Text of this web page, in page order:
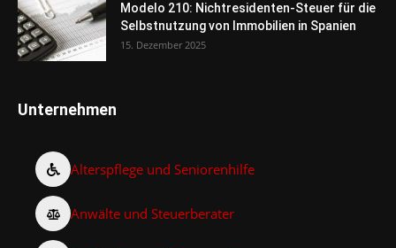
Modelo 210: Nichtresidenten-Steuer für die
Selbstnutzung von Immobilien in Spanien
15. Dezember 2025
Unternehmen
Alterspflege und Seniorenhilfe
Anwälte und Steuerberater